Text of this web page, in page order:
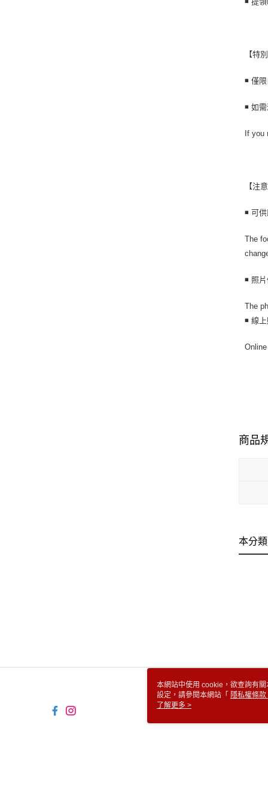
【特
◾ 僅
◾ 如
If you
【注
◾ 可
The
◾ 照
The
◾ 線
商品
本分
本網站中使用 cookie，欲查詢有
設定，請參閱本網站「 隱私權條款
使用 cookie。
了解更多 >